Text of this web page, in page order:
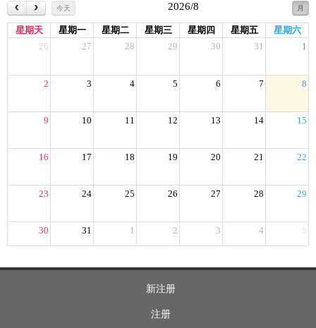
今天 月
2026/8
星期天 星期一 星期二 星期三 星期四 星期五
星期六
26
27 28 29 30 31 1
2 3 4 5 6 7 8
9 10 11 12 13 14 15
16 17 18 19 20 21 22
23 24 25 26 27 28 29
30 31 1 2 3 4 5
新注册
注册